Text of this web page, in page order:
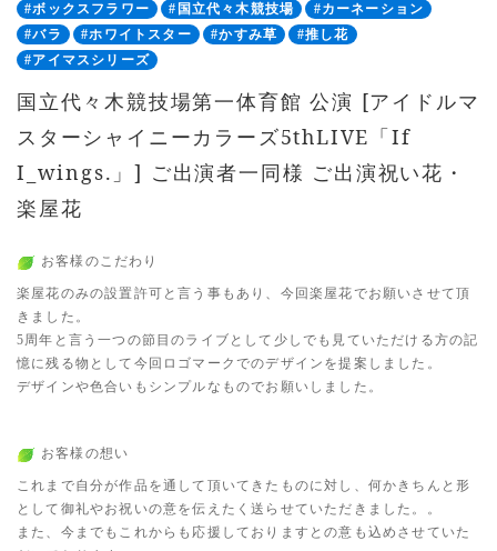
#ボックスフラワー
#国立代々木競技場
#カーネーション
#バラ
#ホワイトスター #かすみ草
#推し花
#アイマスシリーズ
国立代々木競技場第一体育館 公演 [アイドルマ
スターシャイニーカラーズ5thLIVE「If
I_wings.」] ご出演者一同様 ご出演祝い花・
楽屋花
お客様のこだわり
楽屋花のみの設置許可と言う事もあり、今回楽屋花でお願いさせて頂
きました。
5周年と言う一つの節目のライブとして少しでも見ていただける方の記
憶に残る物として今回ロゴマークでのデザインを提案しました。
デザインや色合いもシンプルなものでお願いしました。
お客様の想い
これまで自分が作品を通して頂いてきたものに対し、何かきちんと形
として御礼やお祝いの意を伝えたく送らせていただきました。。
また、今までもこれからも応援しておりますとの意も込めさせていた